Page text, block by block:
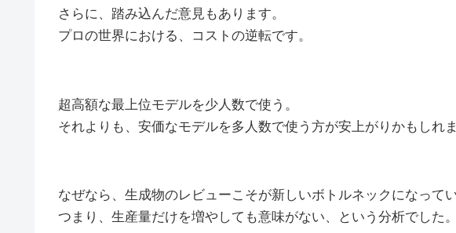
さらに、踏み込んだ意見もあります。
プロの世界における、コストの逆転です。
超高額な最上位モデルを少人数で使う。
それよりも、安価なモデルを多人数で使う方が安上がりかもしれま
なぜなら、生成物のレビューこそが新しいボトルネックになって
つまり、生産量だけを増やしても意味がない、という分析でした。